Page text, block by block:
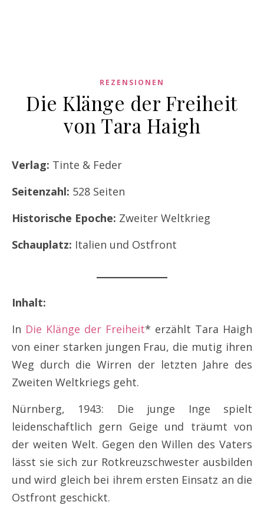
REZENSIONEN
Die Klänge der Freiheit
von Tara Haigh
Verlag: Tinte & Feder
Seitenzahl: 528 Seiten
Historische Epoche: Zweiter Weltkrieg
Schauplatz: Italien und Ostfront
Inhalt:
In Die Klänge der Freiheit* erzählt Tara Haigh
von einer starken jungen Frau, die mutig ihren
Weg durch die Wirren der letzten Jahre des
Zweiten Weltkriegs geht.
Nürnberg, 1943: Die junge Inge spielt
leidenschaftlich gern Geige und träumt von
der weiten Welt. Gegen den Willen des Vaters
lässt sie sich zur Rotkreuzschwester ausbilden
und wird gleich bei ihrem ersten Einsatz an die
Ostfront geschickt.